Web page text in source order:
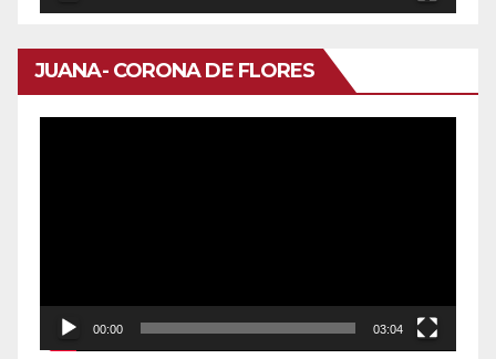
JUANA- CORONA DE FLORES
00:00 03:04